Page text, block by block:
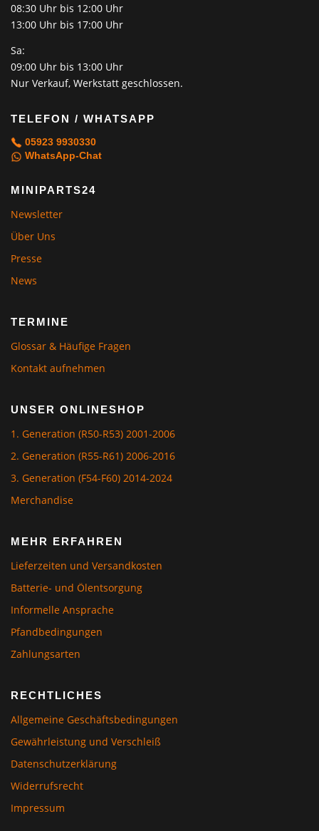
08:30 Uhr bis 12:00 Uhr
13:00 Uhr bis 17:00 Uhr
Sa:
09:00 Uhr bis 13:00 Uhr
Nur Verkauf, Werkstatt geschlossen.
TELEFON / WHATSAPP
05923 9930330
WhatsApp-Chat
MINIPARTS24
Newsletter
Über Uns
Presse
News
TERMINE
Glossar & Häufige Fragen
Kontakt aufnehmen
UNSER ONLINESHOP
1. Generation (R50-R53) 2001-2006
2. Generation (R55-R61) 2006-2016
3. Generation (F54-F60) 2014-2024
Merchandise
MEHR ERFAHREN
Lieferzeiten und Versandkosten
Batterie- und Ölentsorgung
Informelle Ansprache
Pfandbedingungen
Zahlungsarten
RECHTLICHES
Allgemeine Geschäftsbedingungen
Gewährleistung und Verschleiß
Datenschutzerklärung
Widerrufsrecht
Impressum